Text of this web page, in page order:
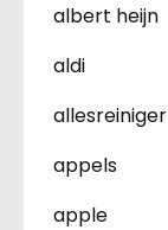
albert heijn
aldi
allesreiniger
appels
apple